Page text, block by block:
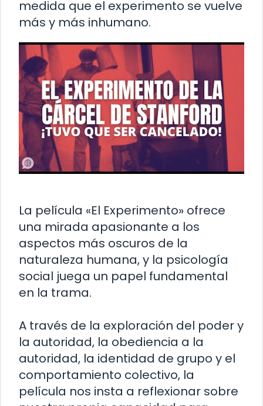
medida que el experimento se vuelve
más y más inhumano.
La película «El Experimento» ofrece
una mirada apasionante a los
aspectos más oscuros de la
naturaleza humana, y la psicología
social juega un papel fundamental
en la trama.
A través de la exploración del poder y
la autoridad, la obediencia a la
autoridad, la identidad de grupo y el
comportamiento colectivo, la
película nos insta a reflexionar sobre